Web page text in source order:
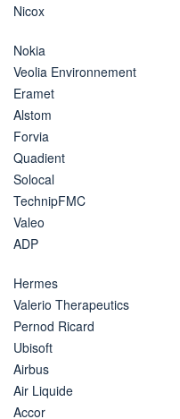
Nicox
Nokia
Veolia Environnement
Eramet
Alstom
Forvia
Quadient
Solocal
TechnipFMC
Valeo
ADP
Hermes
Valerio Therapeutics
Pernod Ricard
Ubisoft
Airbus
Air Liquide
Accor